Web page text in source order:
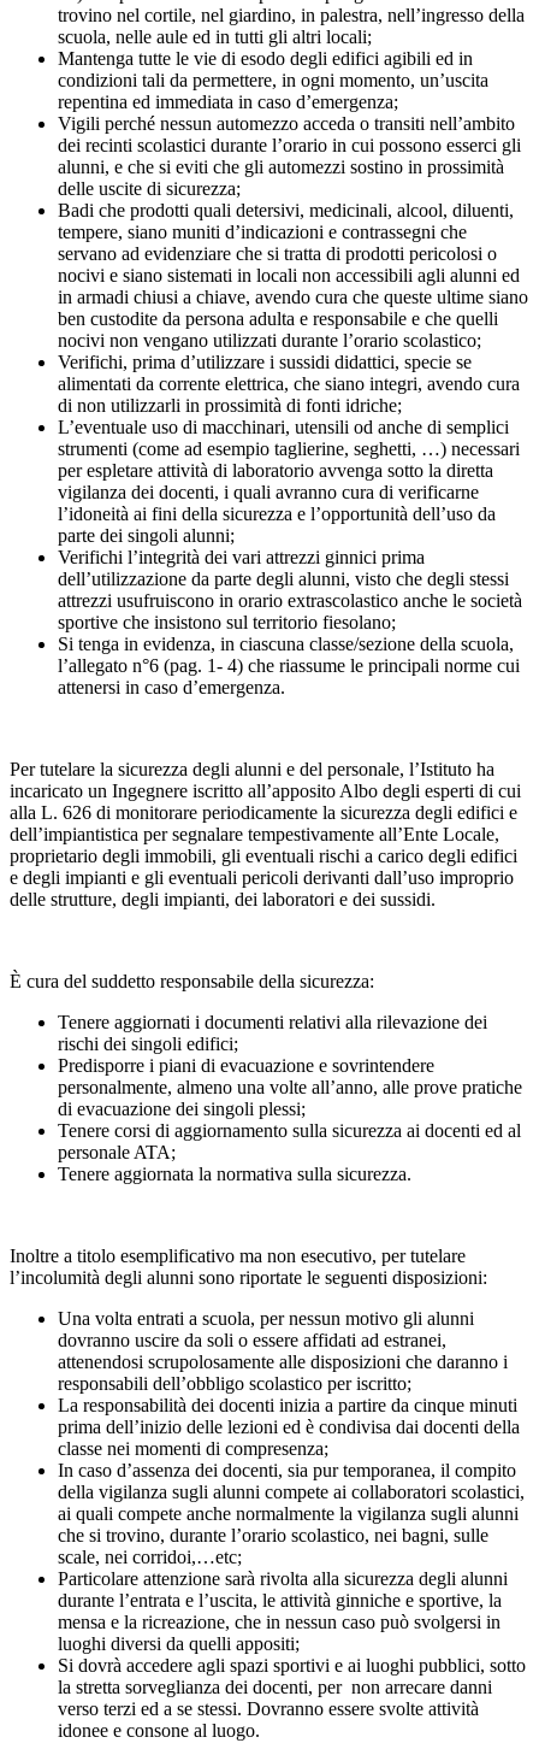
trovino nel cortile, nel giardino, in palestra, nell’ingresso della
scuola, nelle aule ed in tutti gli altri locali;
Mantenga tutte le vie di esodo degli edifici agibili ed in
condizioni tali da permettere, in ogni momento, un’uscita
repentina ed immediata in caso d’emergenza;
Vigili perché nessun automezzo acceda o transiti nell’ambito
dei recinti scolastici durante l’orario in cui possono esserci gli
alunni, e che si eviti che gli automezzi sostino in prossimità
delle uscite di sicurezza;
Badi che prodotti quali detersivi, medicinali, alcool, diluenti,
tempere, siano muniti d’indicazioni e contrassegni che
servano ad evidenziare che si tratta di prodotti pericolosi o
nocivi e siano sistemati in locali non accessibili agli alunni ed
in armadi chiusi a chiave, avendo cura che queste ultime siano
ben custodite da persona adulta e responsabile e che quelli
nocivi non vengano utilizzati durante l’orario scolastico;
Verifichi, prima d’utilizzare i sussidi didattici, specie se
alimentati da corrente elettrica, che siano integri, avendo cura
di non utilizzarli in prossimità di fonti idriche;
L’eventuale uso di macchinari, utensili od anche di semplici
strumenti (come ad esempio taglierine, seghetti, …) necessari
per espletare attività di laboratorio avvenga sotto la diretta
vigilanza dei docenti, i quali avranno cura di verificarne
l’idoneità ai fini della sicurezza e l’opportunità dell’uso da
parte dei singoli alunni;
Verifichi l’integrità dei vari attrezzi ginnici prima
dell’utilizzazione da parte degli alunni, visto che degli stessi
attrezzi usufruiscono in orario extrascolastico anche le società
sportive che insistono sul territorio fiesolano;
Si tenga in evidenza, in ciascuna classe/sezione della scuola,
l’allegato n°6 (pag. 1- 4) che riassume le principali norme cui
attenersi in caso d’emergenza.
Per tutelare la sicurezza degli alunni e del personale, l’Istituto ha
incaricato un Ingegnere iscritto all’apposito Albo degli esperti di cui
alla L. 626 di monitorare periodicamente la sicurezza degli edifici e
dell’impiantistica per segnalare tempestivamente all’Ente Locale,
proprietario degli immobili, gli eventuali rischi a carico degli edifici
e degli impianti e gli eventuali pericoli derivanti dall’uso improprio
delle strutture, degli impianti, dei laboratori e dei sussidi.
È cura del suddetto responsabile della sicurezza:
Tenere aggiornati i documenti relativi alla rilevazione dei
rischi dei singoli edifici;
Predisporre i piani di evacuazione e sovrintendere
personalmente, almeno una volte all’anno, alle prove pratiche
di evacuazione dei singoli plessi;
Tenere corsi di aggiornamento sulla sicurezza ai docenti ed al
personale ATA;
Tenere aggiornata la normativa sulla sicurezza.
Inoltre a titolo esemplificativo ma non esecutivo, per tutelare
l’incolumità degli alunni sono riportate le seguenti disposizioni:
Una volta entrati a scuola, per nessun motivo gli alunni
dovranno uscire da soli o essere affidati ad estranei,
attenendosi scrupolosamente alle disposizioni che daranno i
responsabili dell’obbligo scolastico per iscritto;
La responsabilità dei docenti inizia a partire da cinque minuti
prima dell’inizio delle lezioni ed è condivisa dai docenti della
classe nei momenti di compresenza;
In caso d’assenza dei docenti, sia pur temporanea, il compito
della vigilanza sugli alunni compete ai collaboratori scolastici,
ai quali compete anche normalmente la vigilanza sugli alunni
che si trovino, durante l’orario scolastico, nei bagni, sulle
scale, nei corridoi,…etc;
Particolare attenzione sarà rivolta alla sicurezza degli alunni
durante l’entrata e l’uscita, le attività ginniche e sportive, la
mensa e la ricreazione, che in nessun caso può svolgersi in
luoghi diversi da quelli appositi;
Si dovrà accedere agli spazi sportivi e ai luoghi pubblici, sotto
la stretta sorveglianza dei docenti, per non arrecare danni
verso terzi ed a se stessi. Dovranno essere svolte attività
idonee e consone al luogo.